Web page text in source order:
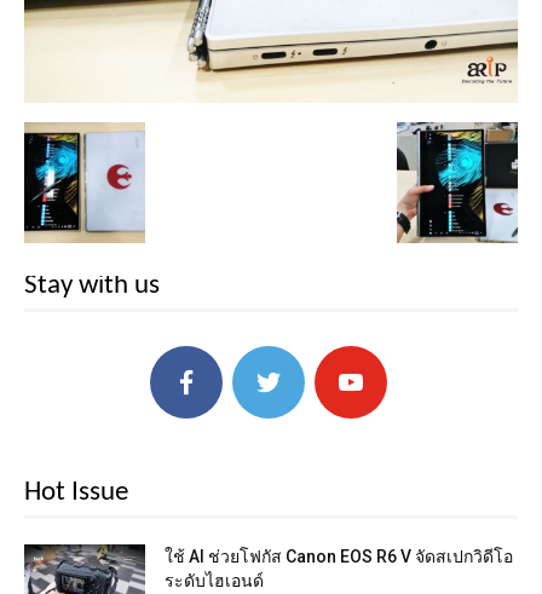
Stay with us
Hot Issue
ใช้ AI ช่วยโฟกัส Canon EOS R6 V จัดสเปกวิดีโอ
ระดับไฮเอนด์